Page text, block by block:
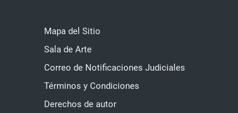
Mapa del Sitio
Sala de Arte
Correo de Notificaciones Judiciales
Términos y Condiciones
Derechos de autor